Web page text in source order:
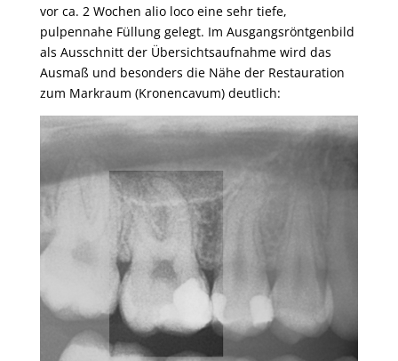
vor ca. 2 Wochen alio loco eine sehr tiefe,
pulpennahe Füllung gelegt. Im Ausgangsröntgenbild
als Ausschnitt der Übersichtsaufnahme wird das
Ausmaß und besonders die Nähe der Restauration
zum Markraum (Kronencavum) deutlich: